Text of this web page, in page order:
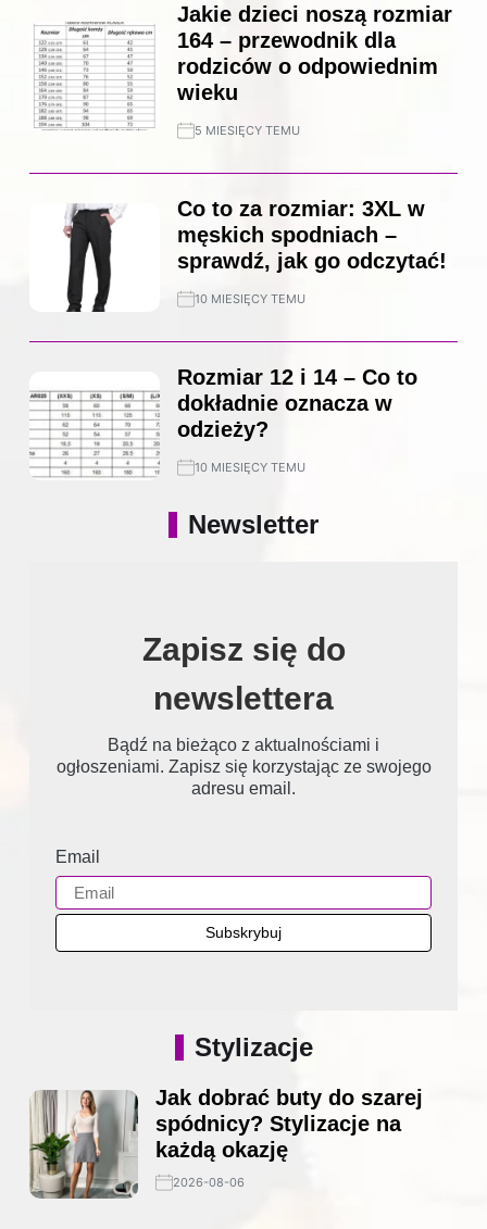
Jakie dzieci noszą rozmiar
164 – przewodnik dla
rodziców o odpowiednim
wieku
5 MIESIĘCY TEMU
Co to za rozmiar: 3XL w
męskich spodniach –
sprawdź, jak go odczytać!
10 MIESIĘCY TEMU
Rozmiar 12 i 14 – Co to
dokładnie oznacza w
odzieży?
10 MIESIĘCY TEMU
Newsletter
Zapisz się do
newslettera
Bądź na bieżąco z aktualnościami i
ogłoszeniami. Zapisz się korzystając ze swojego
adresu email.
Email
Stylizacje
Jak dobrać buty do szarej
spódnicy? Stylizacje na
każdą okazję
2026-08-06